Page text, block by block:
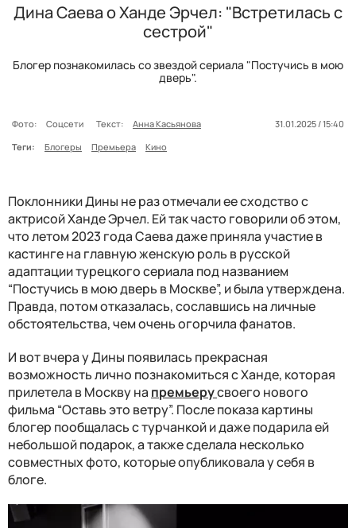
Дина Саева о Ханде Эрчел: "Встретилась с
сестрой"
Блогер познакомилась со звездой сериала "Постучись в мою
дверь".
Фото: Соцсети Текст: Анна Касьянова
31.01.2025 / 15:40
Теги:
Блогеры Премьера Кино
Поклонники Дины не раз отмечали ее сходство с
актрисой Ханде Эрчел. Ей так часто говорили об этом,
что летом 2023 года Саева даже приняла участие в
кастинге на главную женскую роль в русской
адаптации турецкого сериала под названием
“Постучись в мою дверь в Москве”, и была утверждена.
Правда, потом отказалась, сославшись на личные
обстоятельства, чем очень огорчила фанатов.
И вот вчера у Дины появилась прекрасная
возможность лично познакомиться с Ханде, которая
прилетела в Москву на премьерусвоего нового
фильма “Оставь это ветру”. После показа картины
блогер пообщалась с турчанкой и даже подарила ей
небольшой подарок, а также сделала несколько
совместных фото, которые опубликовала у себя в
блоге.